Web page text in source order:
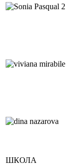
ШКОЛА